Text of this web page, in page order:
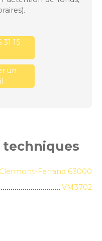
31 15
un
techniques
Clermont-Ferrand 63000
VM3702